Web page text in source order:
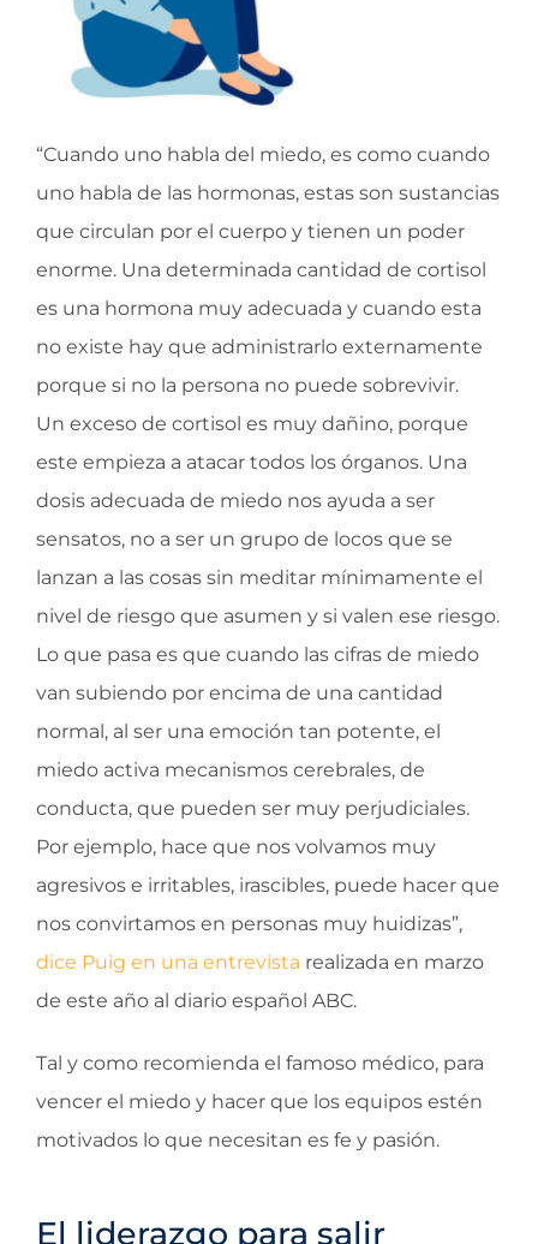
“Cuando uno habla del miedo, es como cuando
uno habla de las hormonas, estas son sustancias
que circulan por el cuerpo y tienen un poder
enorme. Una determinada cantidad de cortisol
es una hormona muy adecuada y cuando esta
no existe hay que administrarlo externamente
porque si no la persona no puede sobrevivir.
Un exceso de cortisol es muy dañino, porque
este empieza a atacar todos los órganos. Una
dosis adecuada de miedo nos ayuda a ser
sensatos, no a ser un grupo de locos que se
lanzan a las cosas sin meditar mínimamente el
nivel de riesgo que asumen y si valen ese riesgo.
Lo que pasa es que cuando las cifras de miedo
van subiendo por encima de una cantidad
normal, al ser una emoción tan potente, el
miedo activa mecanismos cerebrales, de
conducta, que pueden ser muy perjudiciales.
Por ejemplo, hace que nos volvamos muy
agresivos e irritables, irascibles, puede hacer que
nos convirtamos en personas muy huidizas”,
dice Puig en una entrevista realizada en marzo
de este año al diario español ABC.
Tal y como recomienda el famoso médico, para
vencer el miedo y hacer que los equipos estén
motivados lo que necesitan es fe y pasión.
El liderazgo para salir